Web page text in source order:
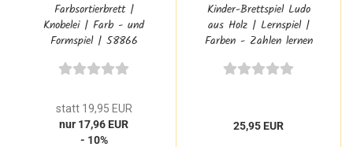
Farbsortierbrett |
Knobelei | Farb - und
Formspiel | 58866
statt 19,95 EUR
nur 17,96 EUR
- 10%
Kinder-Brettspiel Ludo
aus Holz | Lernspiel |
Farben - Zahlen lernen
25,95 EUR